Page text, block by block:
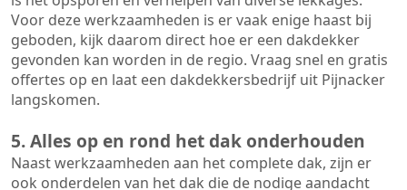
Voor deze werkzaamheden is er vaak enige haast bij
geboden, kijk daarom direct hoe er een dakdekker
gevonden kan worden in de regio. Vraag snel en gratis
offertes op en laat een dakdekkersbedrijf uit Pijnacker
langskomen.
5. Alles op en rond het dak onderhouden
Naast werkzaamheden aan het complete dak, zijn er
ook onderdelen van het dak die de nodige aandacht